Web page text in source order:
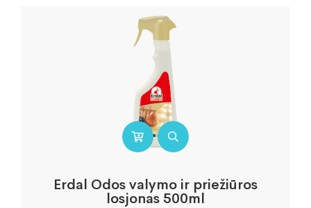
Erdal Odos valymo ir priežiūros
losjonas 500ml